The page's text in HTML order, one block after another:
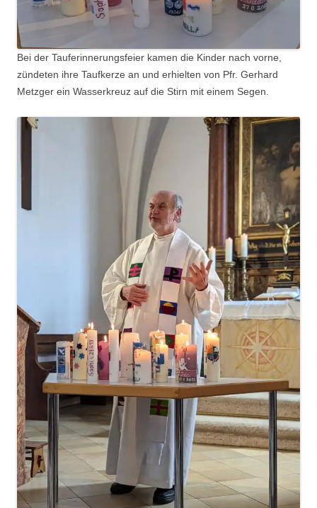
Bei der Tauferinnerungsfeier kamen die Kinder nach vorne,
zündeten ihre Taufkerze an und erhielten von Pfr. Gerhard
Metzger ein Wasserkreuz auf die Stirn mit einem Segen.